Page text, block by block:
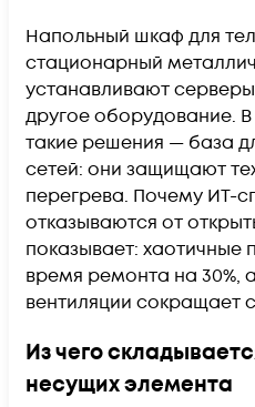
Напольный шкаф для
стационарный
устанавливают
другое оборудование.
такие решения — база
сетей: они защищают
перегрева. Почему ИТ-
отказываются от
показывает: хаотичные
время ремонта на 30%,
вентиляции сокращает
Из чего
несущих элемента